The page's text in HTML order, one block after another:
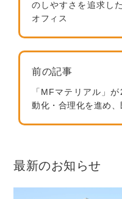
のしやすさを追求し
オフィス
前の記事
「MFマテリアル」
動化・合理化を進め
最新のお知らせ